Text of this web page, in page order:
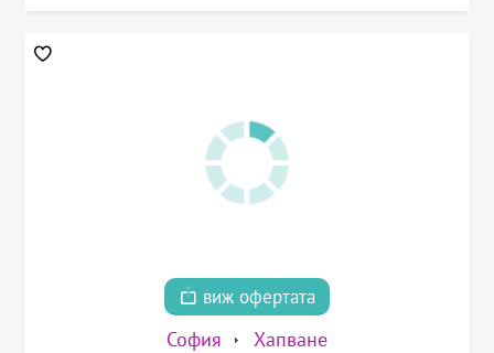
виж офертата
София Хапване